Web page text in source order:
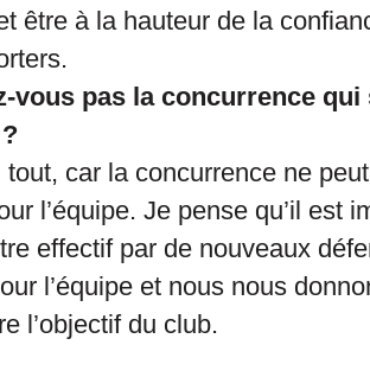
être à la hauteur de la
vous pas la concurrence
tout, car la concurrence ne
l’équipe. Je pense qu’il est
effectif par de nouveaux
l’équipe et nous nous
l’objectif du club.